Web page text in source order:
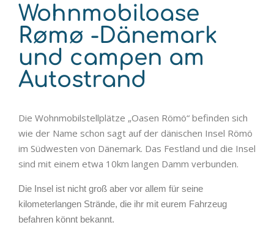
Wohnmobiloase
Rømø -Dänemark
und campen am
Autostrand
Die Wohnmobilstellplätze „Oasen Römö“ befinden sich
wie der Name schon sagt auf der dänischen Insel Römö
im Südwesten von Dänemark. Das Festland und die Insel
sind mit einem etwa 10km langen Damm verbunden.
Die Insel ist nicht groß aber vor allem für seine
kilometerlangen Strände, die ihr mit eurem Fahrzeug
befahren könnt bekannt.